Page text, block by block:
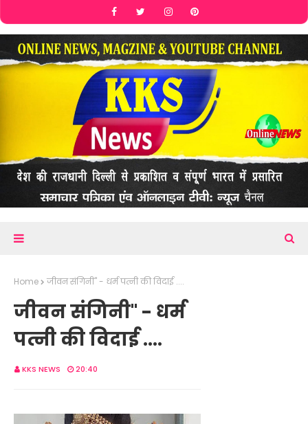
Home जीवन संगिनी" - धर्म पत्नी की विदाई ....
जीवन संगिनी" - धर्म
पत्नी की विदाई ....
KKS NEWS 20:40